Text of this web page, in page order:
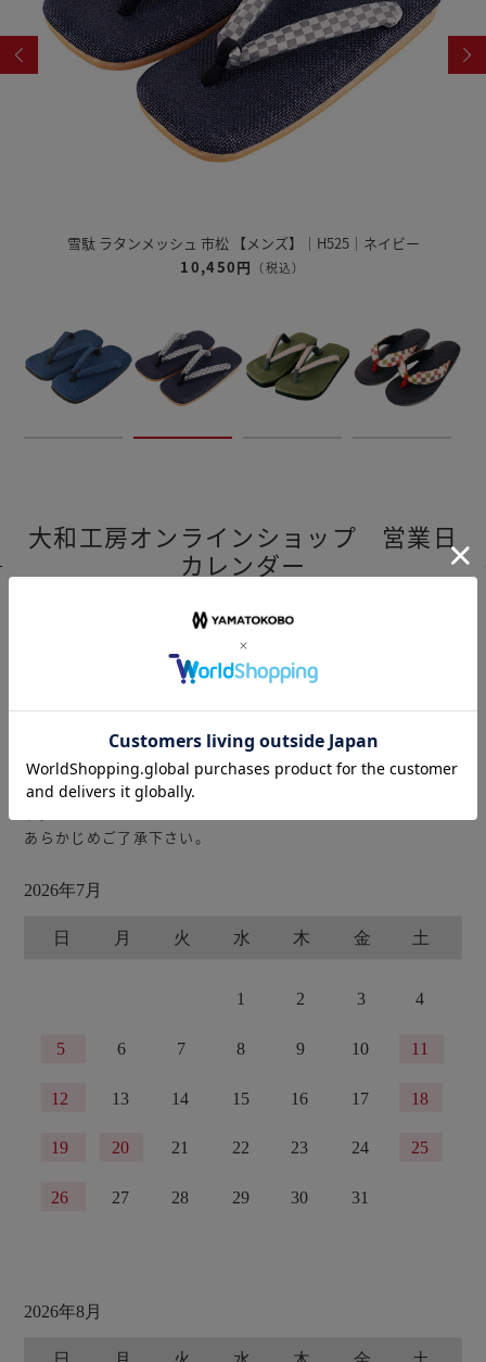
雪駄 奈良大和 緑茶染め 【レディース】｜R1162
12,320円（税込）
大和工房オンラインショップ 営業日
カレンダー
大和工房オンラインショップは下記カレンダーに準じて営業し
※カレンダーには休業日のみ記載
ご注文については原則翌営業日以降の出荷となります。
商品在庫、流通等の諸事情により出荷日が遅れる場合がありま
あらかじめご了承下さい。